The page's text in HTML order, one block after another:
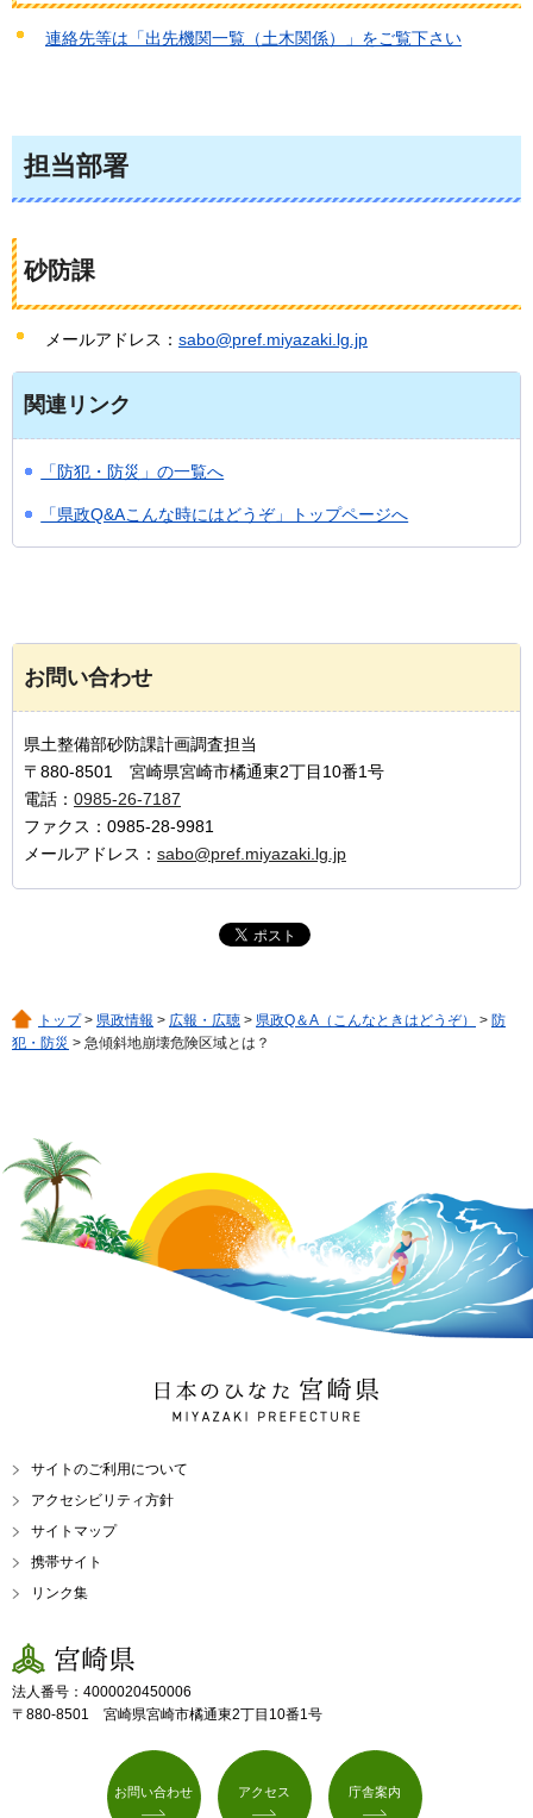
連絡先等は「出先機関一覧（土木関係）」をご覧下さい
担当部署
砂防課
メールアドレス： sabo@pref.miyazaki.lg.jp
関連リンク
「防犯・防災」の一覧へ
「県政Q&Aこんな時にはどうぞ」トップページへ
お問い合わせ
県土整備部砂防課計画調査担当
〒880-8501 宮崎県宮崎市橘通東2丁目10番1号
電話： 0985-26-7187
ファクス：0985-28-9981
メールアドレス： sabo@pref.miyazaki.lg.jp
トップ> 県政情報 > 広報・広聴 > 県政Q＆A（こんなときはどうぞ） > 防
犯・防災 > 急傾斜地崩壊危険区域とは？
日本のひなた 宮崎県
MIYAZAKI PREFECTURE
サイトのご利用について
アクセシビリティ方針
サイトマップ
携帯サイト
リンク集
宮崎県
法人番号：4000020450006
〒880-8501 宮崎県宮崎市橘通東2丁目10番1号
お問い合わせ アクセス 庁舎案内